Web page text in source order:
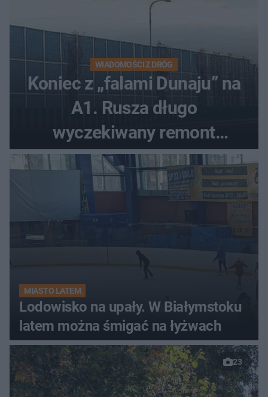
WIADOMOŚCI Z DRÓG
Koniec z „falami Dunaju” na
A1. Rusza długo
wyczekiwany remont
autostrady
MIASTO LATEM
Lodowisko na upały. W Białymstoku
latem można śmigać na łyżwach
23